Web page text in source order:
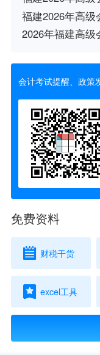
福建2026年高
2026年福建高级
会计考试提醒、政策
免费资料
财税干货
excel工具